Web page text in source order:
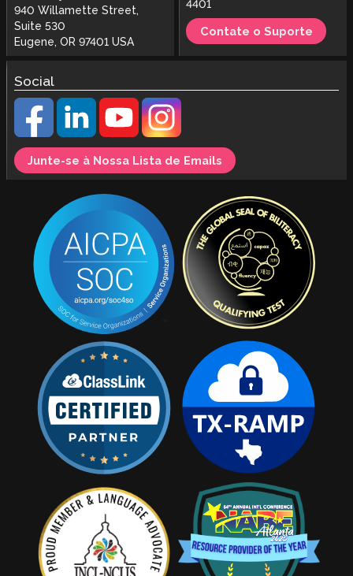
940 Willamette Street,
Suite 530
Eugene, OR 97401 USA
4401
Contate o Suporte
Social
Junte-se à Nossa Lista de Emails